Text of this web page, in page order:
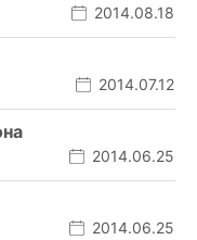
2014.08.18
2014.07.12
2014.06.25
2014.06.25